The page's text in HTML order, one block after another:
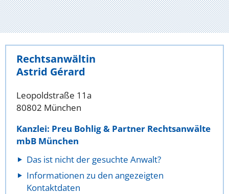
Rechtsanwältin
Astrid Gérard
Leopoldstraße 11a
80802 München
Kanzlei: Preu Bohlig & Partner Rechtsanwälte
mbB München
Das ist nicht der gesuchte Anwalt?
Informationen zu den angezeigten
Kontaktdaten